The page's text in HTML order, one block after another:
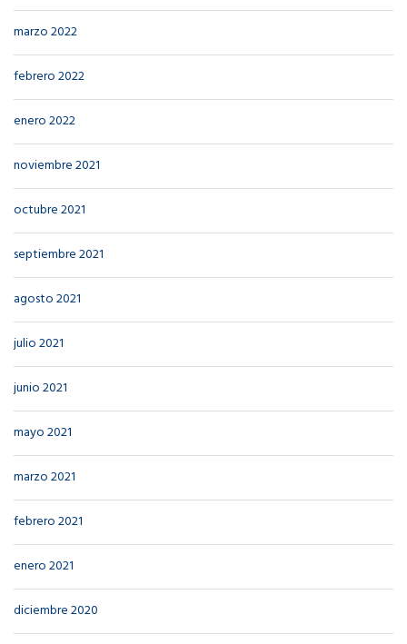
marzo 2022
febrero 2022
enero 2022
noviembre 2021
octubre 2021
septiembre 2021
agosto 2021
julio 2021
junio 2021
mayo 2021
marzo 2021
febrero 2021
enero 2021
diciembre 2020